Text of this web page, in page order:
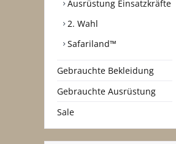
Ausrüstung Einsatzkräfte
2. Wahl
Safariland™
Gebrauchte Bekleidung
Gebrauchte Ausrüstung
Sale